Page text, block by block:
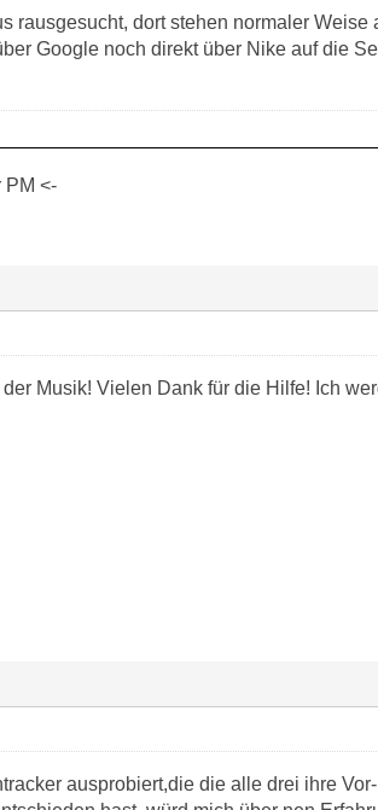
rausgesucht, dort stehen normaler Weise
Google noch direkt über Nike auf die
PM <-
Musik! Vielen Dank für die Hilfe! Ich
ausprobiert,die die alle drei ihre